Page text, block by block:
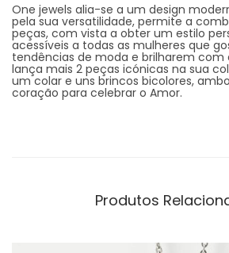
One jewels alia-se a um design
pela sua versatilidade, permite a
peças, com vista a obter um estilo
acessíveis a todas as mulheres que
tendências de moda e brilharem com
lança mais 2 peças icónicas na sua
um colar e uns brincos bicolores,
coração para celebrar o Amor.
Produtos